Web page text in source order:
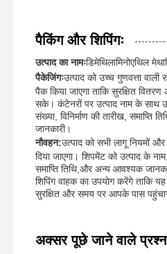
पैकिंग और शिपिंगः
उत्पाद का नामःडिमेथिलामिनोएथिल
पैकेजिंगःउत्पाद को उच्च गुणवत्ता वाली
पैक किया जाएगा ताकि सुरक्षित
सके। कंटेनरों पर उत्पाद नाम के साथ
संख्या, विनिर्माण की तारीख, समाप्ति
जानकारी।
नौवहन:उत्पाद को सभी लागू नियमों
दिया जाएगा। शिपमेंट को उत्पाद के
समाप्ति तिथि,और अन्य आवश्यक
शिपिंग वाहक का उपयोग करेंगे ताकि
सुरक्षित और समय पर आपके पास
अक्सर पूछे जाने वाले